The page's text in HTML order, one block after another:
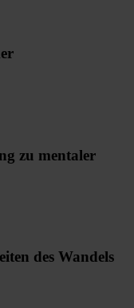
zu mentaler
des Wandels